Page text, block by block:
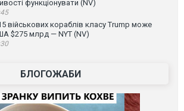
функціонувати (NV)
військових кораблів класу Trump може
$275 млрд — NYT (NV)
БЛОГОЖАБИ